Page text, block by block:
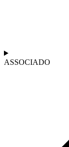
ASSOCIADO